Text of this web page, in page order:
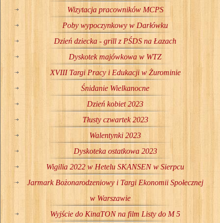
Wizytacja pracowników MCPS
Poby wypoczynkowy w Darłówku
Dzień dziecka - grill z PŚDS na Łazach
Dyskotek majówkowa w WTZ
XVIII Targi Pracy i Edukacji w Żurominie
Śnidanie Wielkanocne
Dzień kobiet 2023
Tłusty czwartek 2023
Walentynki 2023
Dyskoteka ostatkowa 2023
Wigilia 2022 w Hetelu SKANSEN w Sierpcu
Jarmark Bożonarodzeniowy i Targi Ekonomii Społecznej
w Warszawie
Wyjście do KinaTON na film Listy do M 5